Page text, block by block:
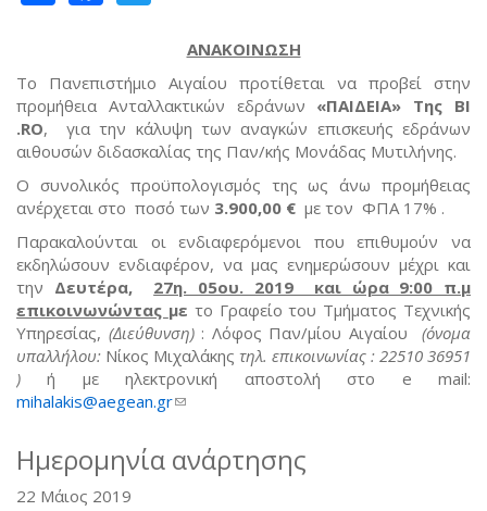
ΑΝΑΚΟΙΝΩΣΗ
Το Πανεπιστήμιο Αιγαίου προτίθεται να προβεί στην
προμήθεια Ανταλλακτικών εδράνων «ΠΑΙΔΕΙΑ» Της BI
.RO, για την κάλυψη των αναγκών επισκευής εδράνων
αιθουσών διδασκαλίας της Παν/κής Μονάδας Μυτιλήνης.
Ο συνολικός προϋπολογισμός της ως άνω προμήθειας
ανέρχεται στο ποσό των 3.900,00 € με τον ΦΠΑ 17% .
Παρακαλούνται οι ενδιαφερόμενοι που επιθυμούν να
εκδηλώσουν ενδιαφέρον, να μας ενημερώσουν μέχρι και
την Δευτέρα, 27η. 05ου. 2019 και ώρα 9:00 π.μ
επικοινωνώντας με το Γραφείο του Τμήματος Τεχνικής
Υπηρεσίας, (Διεύθυνση): Λόφος Παν/μίου Αιγαίου(όνομα
υπαλλήλου: Νίκος Μιχαλάκης τηλ. επικοινωνίας : 22510 36951
) ή με ηλεκτρονική αποστολή στο e mail:
mihalakis@aegean.gr(link sends e-mail)
Ημερομηνία ανάρτησης
22 Μάιος 2019